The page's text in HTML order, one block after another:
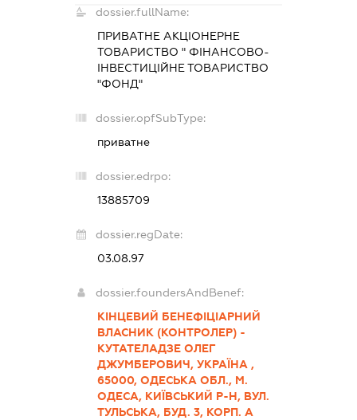
dossier.fullName:
ПРИВАТНЕ АКЦІОНЕРНЕ
ТОВАРИСТВО " ФІНАНСОВО-
ІНВЕСТИЦІЙНЕ ТОВАРИСТВО
"ФОНД"
dossier.opfSubType:
приватне
dossier.edrpo:
13885709
dossier.regDate:
03.08.97
dossier.foundersAndBenef:
КІНЦЕВИЙ БЕНЕФІЦІАРНИЙ
ВЛАСНИК (КОНТРОЛЕР) -
КУТАТЕЛАДЗЕ ОЛЕГ
ДЖУМБЕРОВИЧ, УКРАЇНА ,
65000, ОДЕСЬКА ОБЛ., М.
ОДЕСА, КИЇВСЬКИЙ Р-Н, ВУЛ.
ТУЛЬСЬКА, БУД. 3, КОРП. А